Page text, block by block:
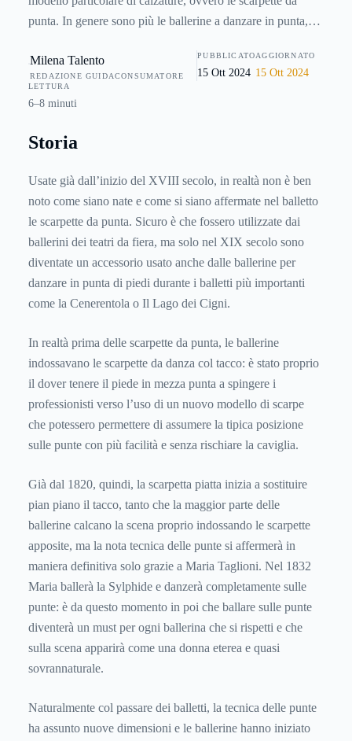
punta. In genere sono più le ballerine a danzare in punta,
ruolo che ricoprono nello spettacolo di danza. Proprio
perché si tratta di scarpe un po’ speciali e problematiche, le
scarpette da punta
mini guida su queste scarpette da danza, dalla loro storia ai
Milena Talento
REDAZIONE GUIDACONSUMATORE
PUBBLICATO
15 Ott 2024
AGGIORNATO
15 Ott 2024
LETTURA
6–8 minuti
Storia
Usate già dall’inizio del XVIII secolo, in realtà non è ben
noto come siano nate e come si siano affermate nel balletto
le scarpette da punta. Sicuro è che fossero utilizzate dai
ballerini dei teatri da fiera, ma solo nel XIX secolo sono
diventate un accessorio usato anche dalle ballerine per
danzare in punta di piedi durante i balletti più importanti
come la Cenerentola o Il Lago dei Cigni.
In realtà prima delle scarpette da punta, le ballerine
indossavano le scarpette da danza col tacco: è stato proprio
il dover tenere il piede in mezza punta a spingere i
professionisti verso l’uso di un nuovo modello di scarpe
che potessero permettere di assumere la tipica posizione
sulle punte con più facilità e senza rischiare la caviglia.
Già dal 1820, quindi, la scarpetta piatta inizia a sostituire
pian piano il tacco, tanto che la maggior parte delle
ballerine calcano la scena proprio indossando le scarpette
apposite, ma la nota tecnica delle punte si affermerà in
maniera definitiva solo grazie a Maria Taglioni. Nel 1832
Maria ballerà la Sylphide e danzerà completamente sulle
punte: è da questo momento in poi che ballare sulle punte
diventerà un must per ogni ballerina che si rispetti e che
sulla scena apparirà come una donna eterea e quasi
sovrannaturale.
Naturalmente col passare dei balletti, la tecnica delle punte
ha assunto nuove dimensioni e le ballerine hanno iniziato